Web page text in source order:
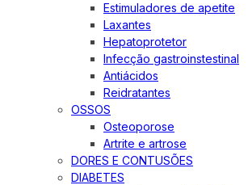
Estimuladores de apetite
Laxantes
Hepatoprotetor
Infecção gastroinstestinal
Antiácidos
Reidratantes
OSSOS
Osteoporose
Artrite e artrose
DORES E CONTUSÕES
DIABETES